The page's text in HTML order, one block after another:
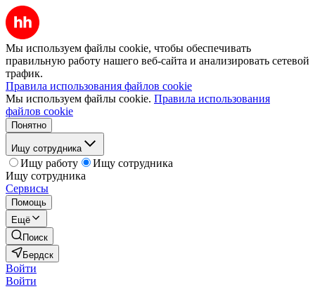
Мы используем файлы cookie, чтобы обеспечивать
правильную работу нашего веб-сайта и анализировать сетевой
трафик.
Правила использования файлов cookie
Мы используем файлы cookie. Правила использования
файлов cookie
Понятно
Ищу сотрудника
Ищу работу
Ищу сотрудника
Ищу сотрудника
Сервисы
Помощь
Ещё
Поиск
Бердск
Войти
Войти